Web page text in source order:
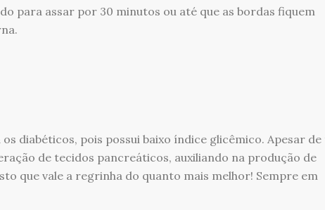
para assar por 30 minutos ou até que as bordas fiquem
diabéticos, pois possui baixo índice glicêmico. Apesar
de tecidos pancreáticos, auxiliando na produção de
que vale a regrinha do quanto mais melhor! Sempre em